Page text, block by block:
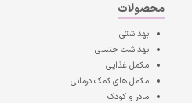
محصولات
بهداشتی
بهداشت جنسی
مکمل غذایی
مکمل های کمک درمانی
مادر و کودک